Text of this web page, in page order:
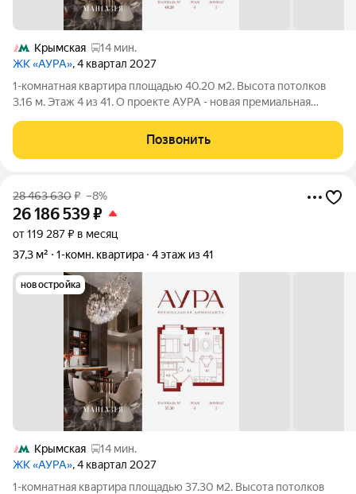
Крымская
14 мин.
ЖК «АУРА», 4 квартал 2027
1-комнатная квартира площадью 40.20 м2. Высота потолков
3.16 м. Этаж 4 из 41. О проекте АУРА - новая премиальная
состоит из 42-этажной Бронзовой башни и 41-этажной
Серебряной. Рядом расположены
Позвонить
28 463 630₽ –8%
26 186 539₽
от 119 287 ₽ в месяц
37,3 м²
1-комн. квартира 4 этаж из 41
новостройка
Крымская
14 мин.
ЖК «АУРА», 4 квартал 2027
1-комнатная квартира площадью 37.30 м2. Высота потолков